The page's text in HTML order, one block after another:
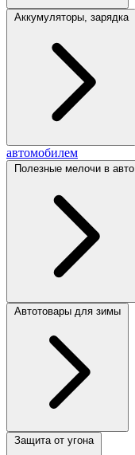
Аккумуляторы, зарядка
автомобилем
Полезные мелочи в авто
Автотовары для зимы
Защита от угона